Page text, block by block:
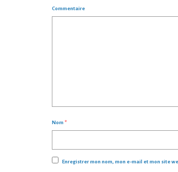
Commentaire
Nom *
Enregistrer mon nom, mon e-mail et mon site